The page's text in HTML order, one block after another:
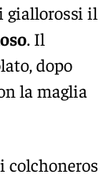
giallorossi il
. Il
dopo
la maglia
colchoneros